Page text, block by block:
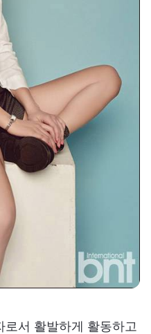
서 활발하게 활동하고